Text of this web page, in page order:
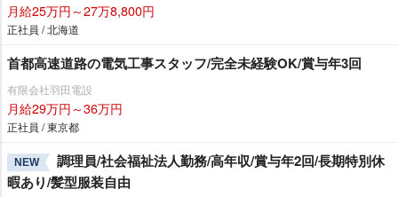
月給25万円～27万8,800円
正社員 / 北海道
首都高速道路の電気工事スタッフ/完全未経験OK/賞与年3回
有限会社羽田電設
月給29万円～36万円
正社員 / 東京都
NEW
調理員/社会福祉法人勤務/高年収/賞与年2回/長期特別休
暇あり/髪型服装自由